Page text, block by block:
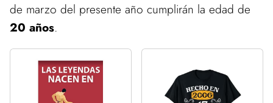
de marzo del presente año cumplirán la edad de
20 años.